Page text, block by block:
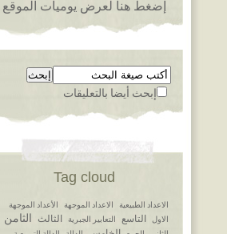
إضغط هنا لعرض يوميات الموقع
إبحث أيضا بالتعليقات
Tag cloud
الاعداد الطبيعية الاعداد الموجهة
الأعداد الموجهة
الاول
التاسع التعابير الجبرية الثالث الثامن